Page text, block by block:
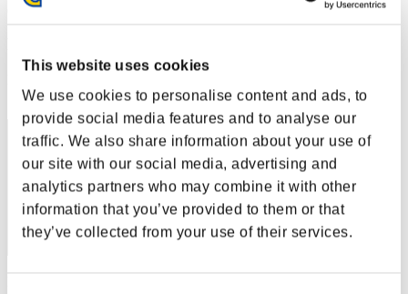
This website uses cookies
We use cookies to personalise content and ads, to
provide social media features and to analyse our
traffic. We also share information about your use of
our site with our social media, advertising and
analytics partners who may combine it with other
information that you’ve provided to them or that
they’ve collected from your use of their services.
(Los rankings se actualizan cada 6 horas.)
51